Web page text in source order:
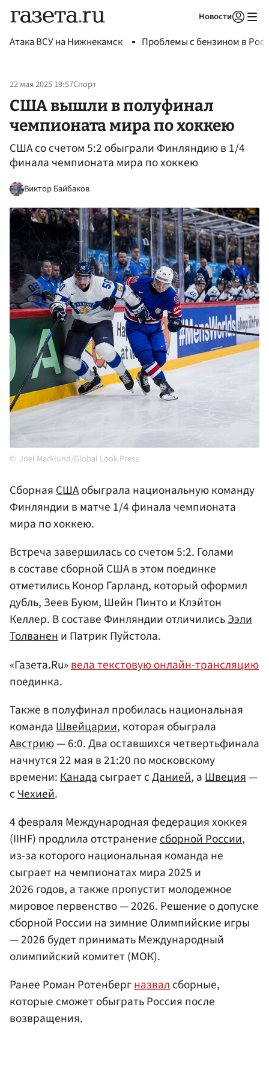
Новости
Атака ВСУ на Нижнекамск Проблемы с бензином в
22 мая 2025 19:57Спорт
США вышли в полуфинал
чемпионата мира по хоккею
США со счетом 5:2 обыграли Финляндию в 1/4
финала чемпионата мира по хоккею
Виктор Байбаков
Joel Marklund/Global Look Press
СборнаяСШАобыграла национальную команду
Финляндии в матче 1/4 финала чемпионата
мира по хоккею.
Встреча завершилась со счетом 5:2. Голами
в составе сборной США в этом поединке
отметились Конор Гарланд, который оформил
дубль, Зеев Буюм, Шейн Пинто и Клэйтон
Келлер. В составе Финляндии отличилисьЭэли
Толванени Патрик Пуйстола.
«Газета.Ru»вела текстовую онлайн-трансляцию
поединка.
Также в полуфинал пробилась национальная
командаШвейцарии, которая обыграла
Австрию— 6:0. Два оставшихся четвертьфинала
начнутся 22 мая в 21:20 по московскому
времени:Канадасыграет сДанией, аШвеция—
сЧехией.
4 февраля Международная федерация хоккея
(IIHF) продлила отстранениесборной России,
из-за которого национальная команда не
сыграет на чемпионатах мира 2025 и
2026 годов, а также пропустит молодежное
мировое первенство — 2026. Решение о допуске
сборной России на зимние Олимпийские игры
— 2026 будет принимать Международный
олимпийский комитет (МОК).
Ранее Роман Ротенбергназвалсборные,
которые сможет обыграть Россия после
возвращения.